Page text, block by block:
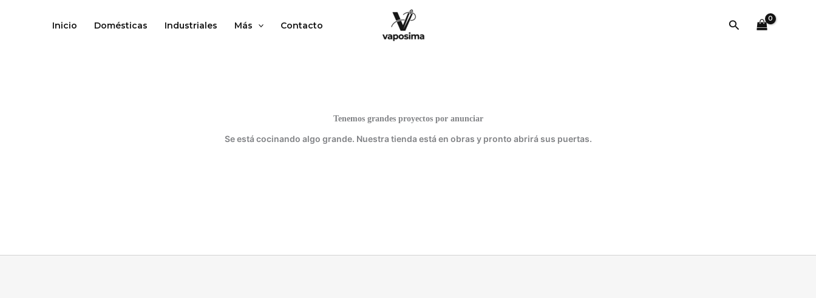
Inicio Domésticas Industriales Más Contacto Buscar
Tenemos grandes proyectos por anunciar
Se está cocinando algo grande. Nuestra tienda está en obras y pronto abrirá sus puertas.